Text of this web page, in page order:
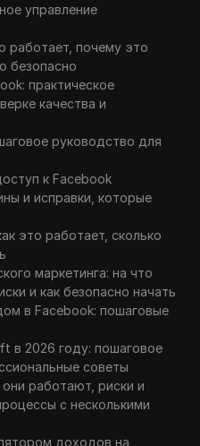
управление
работает, почему это
безопасно
практическое
качества и
руководство для
к Facebook
и исправки, которые
это работает, сколько
маркетинга: на что
и как безопасно начать
в Facebook: пошаговые
в 2026 году: пошаговое
советы
работают, риски и
с несколькими
доходов на